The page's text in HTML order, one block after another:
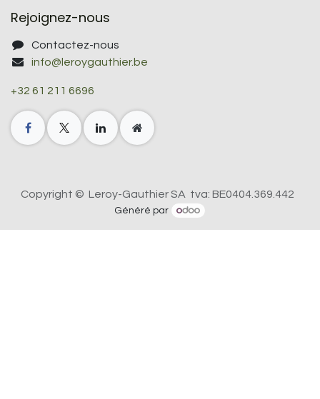
Rejoignez-nous
Contactez-nous
info@leroygauthier.be
+32 61 211 6696
Copyright © Leroy-Gauthier SA tva: BE0404.369.442
Généré par